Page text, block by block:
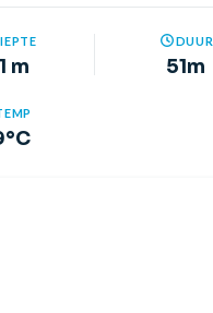
m
DUUR
51m